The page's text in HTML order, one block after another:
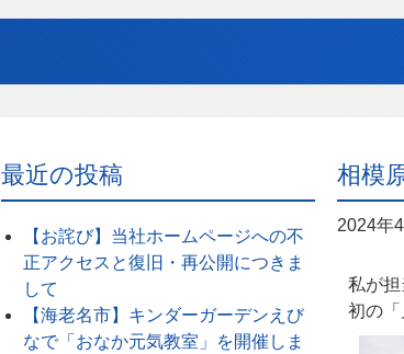
相模
2024年
私が
初の「
最近の投稿
【お詫び】当社ホームページへの不
正アクセスと復旧・再公開につきま
して
【海老名市】キンダーガーデンえび
なで「おなか元気教室」を開催しま